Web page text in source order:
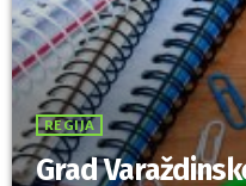
REGIJA
Grad